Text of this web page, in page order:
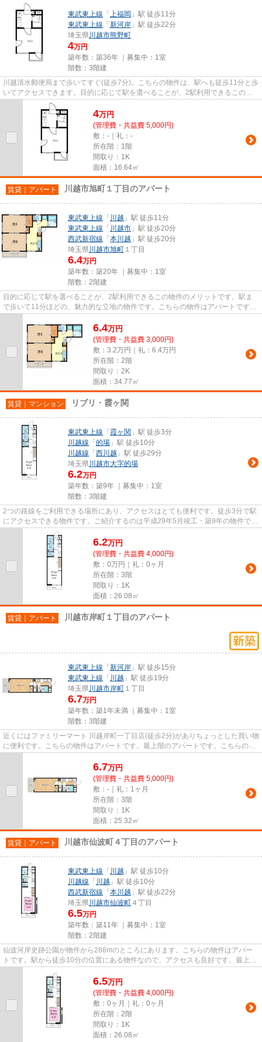
東武東上線 「 上福岡 」駅 徒歩11分
東武東上線 「 新河岸 」駅 徒歩22分
埼玉県川越市熊野町
4万円
築年数：築36年 ｜募集中： 1室
階数：3階建
川越清水郵便局まで歩いてすぐ(徒歩7分)。こちらの物件は、駅へも徒歩11分と歩
いてアクセスできます。目的に応じて駅を選べることが、2駅利用できるこの物
件のメリットです。防犯対策...
4万円
(管理費・共益費 5,000円)
敷：-｜礼：-
所在階：1階
間取り：1K
面積：16.64㎡
賃貸｜アパート 川越市旭町１丁目のアパート
東武東上線 「 川越 」駅 徒歩11分
東武東上線 「 川越市 」駅 徒歩20分
西武新宿線 「 本川越 」駅 徒歩20分
埼玉県川越市旭町 １丁目
6.4万円
築年数：築20年 ｜募集中： 1室
階数：2階建
目的に応じて駅を選べることが、2駅利用できるこの物件のメリットです。駅ま
で歩いて11分ほどの、魅力的な立地の物件です。こちらの物件はアパートです。
6.4万円
(管理費・共益費 3,000円)
敷：3.2万円｜礼：6.4万円
所在階：2階
間取り：2K
面積：34.77㎡
賃貸｜マンション リブリ・霞ヶ関
東武東上線 「 霞ヶ関 」駅 徒歩3分
川越線 「 的場 」駅 徒歩10分
川越線 「 西川越 」駅 徒歩29分
埼玉県川越市大字的場
6.2万円
築年数：築9年 ｜募集中： 1室
階数：3階建
2つの路線をご利用できる場所にあり、アクセスはとても便利です。徒歩3分で駅
にアクセスできる物件です。ご紹介するのは平成29年5月竣工・築9年の物件で
す。こちらはマンションタイプ...
6.2万円
(管理費・共益費 4,000円)
敷：0万円｜礼：0ヶ月
所在階：3階
間取り：1K
面積：26.08㎡
賃貸｜アパート 川越市岸町１丁目のアパート
東武東上線 「 新河岸 」駅 徒歩15分
東武東上線 「 川越 」駅 徒歩19分
埼玉県川越市岸町 １丁目
6.7万円
築年数：築1年未満 ｜募集中： 1室
階数：3階建
近くにはファミリーマート 川越岸町一丁目店(徒歩2分)がありちょっとした買い物
に便利です。こちらの物件はアパートです。最上階のアパートです。こちらの物
6.7万円
(管理費・共益費 5,000円)
敷：-｜礼：1ヶ月
所在階：3階
間取り：1K
面積：25.32㎡
賃貸｜アパート 川越市仙波町４丁目のアパート
東武東上線 「 川越 」駅 徒歩10分
川越線 「 川越 」駅 徒歩10分
西武新宿線 「 本川越 」駅 徒歩22分
埼玉県川越市仙波町 ４丁目
6.5万円
築年数：築11年 ｜募集中： 1室
階数：2階建
仙波河岸史跡公園が物件から286mのところにあります。こちらの物件はアパー
トです。駅から徒歩10分の位置にある物件なので、アクセスも良好です。最上階
6.5万円
(管理費・共益費 4,000円)
敷：0ヶ月｜礼：0ヶ月
所在階：2階
間取り：1K
面積：26.08㎡